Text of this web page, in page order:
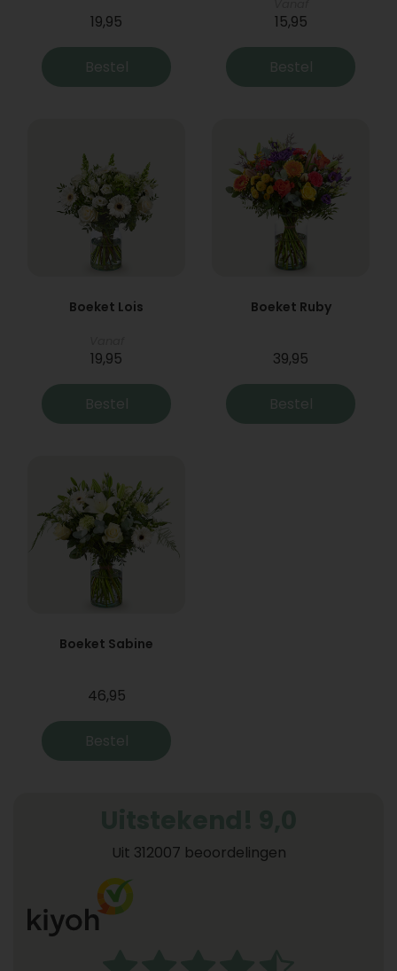
19,95
Bestel
15,95
Bestel
Boeket Lois
19,95
Bestel
Boeket Ruby
39,95
Bestel
Boeket Sabine
46,95
Bestel
Uit 312007 beoordelingen